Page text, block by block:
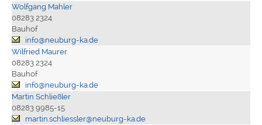
Wolfgang Mahler
08283 2324
Bauhof
info@neuburg-ka.de
Wilfried Maurer
08283 2324
Bauhof
info@neuburg-ka.de
Martin Schließler
08283 9985-15
martin.schliessler@neuburg-ka.de